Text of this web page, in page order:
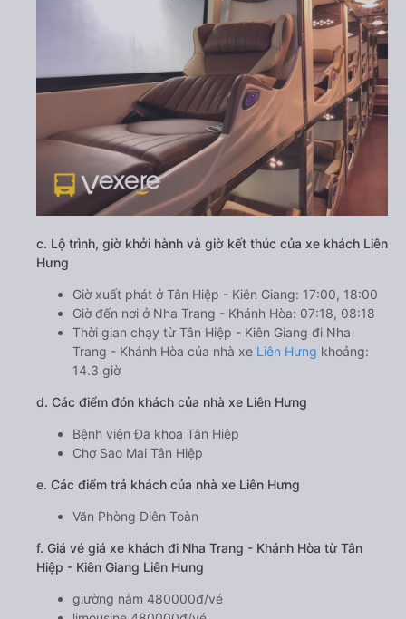
c. Lộ trình, giờ khởi hành và giờ kết thúc của xe khách Liên
Hưng
Giờ xuất phát ở Tân Hiệp - Kiên Giang: 17:00, 18:00
Giờ đến nơi ở Nha Trang - Khánh Hòa: 07:18, 08:18
Thời gian chạy từ Tân Hiệp - Kiên Giang đi Nha
Trang - Khánh Hòa của nhà xe Liên Hưng khoảng:
14.3 giờ
d. Các điểm đón khách của nhà xe Liên Hưng
Bệnh viện Đa khoa Tân Hiệp
Chợ Sao Mai Tân Hiệp
e. Các điểm trả khách của nhà xe Liên Hưng
Văn Phòng Diên Toàn
f. Giá vé giá xe khách đi Nha Trang - Khánh Hòa từ Tân
Hiệp - Kiên Giang Liên Hưng
giường nằm 480000đ/vé